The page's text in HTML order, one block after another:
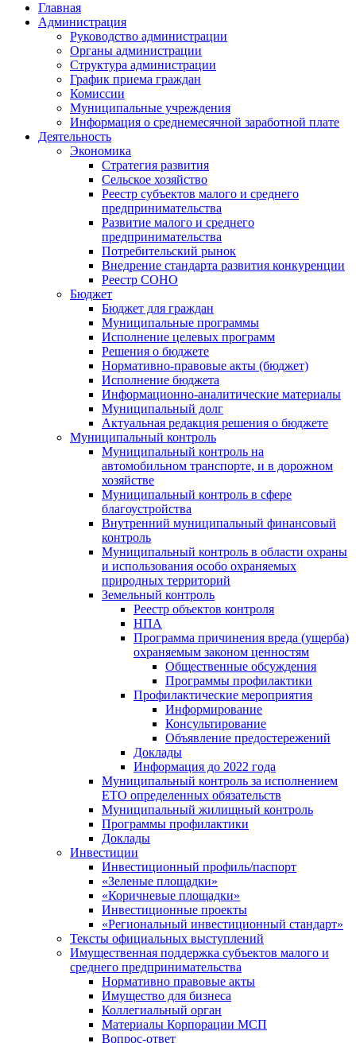
Главная
Администрация
Руководство администрации
Органы администрации
Структура администрации
График приема граждан
Комиссии
Муниципальные учреждения
Информация о среднемесячной заработной плате
Деятельность
Экономика
Стратегия развития
Сельское хозяйство
Реестр субъектов малого и среднего
предпринимательства
Развитие малого и среднего
предпринимательства
Потребительский рынок
Внедрение стандарта развития конкуренции
Реестр СОНО
Бюджет
Бюджет для граждан
Муниципальные программы
Исполнение целевых программ
Решения о бюджете
Нормативно-правовые акты (бюджет)
Исполнение бюджета
Информационно-аналитические материалы
Муниципальный долг
Актуальная редакция решения о бюджете
Муниципальный контроль
Муниципальный контроль на
автомобильном транспорте, и в дорожном
хозяйстве
Муниципальный контроль в сфере
благоустройства
Внутренний муниципальный финансовый
контроль
Муниципальный контроль в области охраны
и использования особо охраняемых
природных территорий
Земельный контроль
Реестр объектов контроля
НПА
Программа причинения вреда (ущерба)
охраняемым законом ценностям
Общественные обсуждения
Программы профилактики
Профилактические мероприятия
Информирование
Консультирование
Объявление предостережений
Доклады
Информация до 2022 года
Муниципальный контроль за исполнением
ЕТО определенных обязательств
Муниципальный жилищный контроль
Программы профилактики
Доклады
Инвестиции
Инвестиционный профиль/паспорт
«Зеленые площадки»
«Коричневые площадки»
Инвестиционные проекты
«Региональный инвестиционный стандарт»
Тексты официальных выступлений
Имущественная поддержка субъектов малого и
среднего предпринимательства
Нормативно правовые акты
Имущество для бизнеса
Коллегиальный орган
Материалы Корпорации МСП
Вопрос-ответ